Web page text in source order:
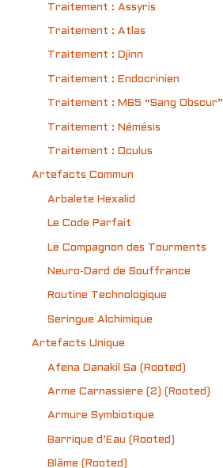
Traitement : Assyris
Traitement : Atlas
Traitement : Djinn
Traitement : Endocrinien
Traitement : M65 “Sang Obscur”
Traitement : Némésis
Traitement : Oculus
Artefacts Commun
Arbalete Hexalid
Le Code Parfait
Le Compagnon des Tourments
Neuro-Dard de Souffrance
Routine Technologique
Seringue Alchimique
Artefacts Unique
Afena Danakil Sa (Rooted)
Arme Carnassiere (2) (Rooted)
Armure Symbiotique
Barrique d’Eau (Rooted)
Blâme (Rooted)